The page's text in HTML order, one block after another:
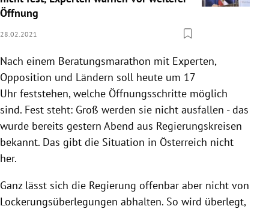
Öffnung
28.02.2021
Nach einem Beratungsmarathon mit Experten,
Opposition und Ländern soll heute um 17
Uhr feststehen, welche Öffnungsschritte möglich
sind. Fest steht: Groß werden sie nicht ausfallen - das
wurde bereits gestern Abend aus Regierungskreisen
bekannt. Das gibt die Situation in Österreich nicht
her.
Ganz lässt sich die Regierung offenbar aber nicht von
Lockerungsüberlegungen abhalten. So wird überlegt,